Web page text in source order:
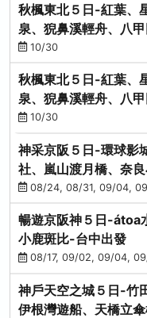
秋楓東北５日-紅葉、
泉、猊鼻溪輕舟、八
進免稅店)
10/30
秋楓東北５日-紅葉、
泉、猊鼻溪輕舟、八
進免稅店)
10/30
神采京阪５日-環球影
社、嵐山渡月橋、奈
08/24, 08/31, 09/04,
暢遊京阪神５日-átoa
小鹿斑比-台中出發
08/17, 09/02, 09/04,
神戶天空之城５日-竹
伊根灣遊船、天橋立